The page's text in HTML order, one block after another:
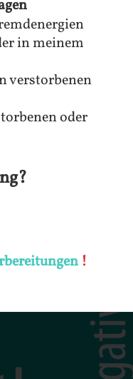
in meinem
verstorbenen
oder
!